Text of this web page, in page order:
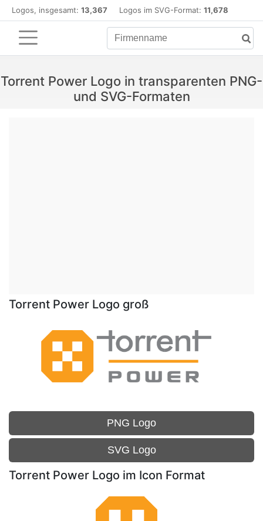
Logos, insgesamt: 13,367 Logos im SVG-Format: 11,678
Torrent Power Logo in transparenten PNG-
und SVG-Formaten
Torrent Power Logo groß
PNG Logo
SVG Logo
Torrent Power Logo im Icon Format